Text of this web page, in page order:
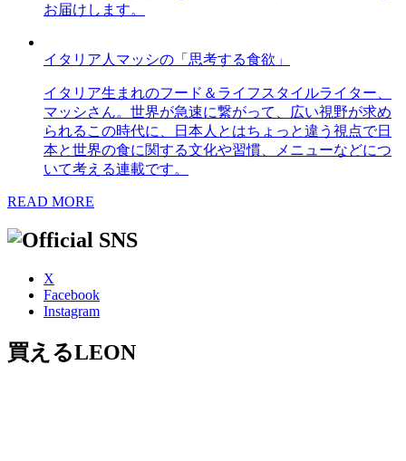
お届けします。
イタリア人マッシの「思考する食欲」
イタリア生まれのフード＆ライフスタイルライター、
マッシさん。世界が急速に繋がって、広い視野が求め
られるこの時代に、日本人とはちょっと違う視点で日
本と世界の食に関する文化や習慣、メニューなどにつ
いて考える連載です。
READ MORE
X
Facebook
Instagram
買えるLEON